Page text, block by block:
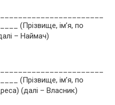
(Прізвище, ім’я, по
– Наймач)
(Прізвище, ім’я, по
(далі – Власник)